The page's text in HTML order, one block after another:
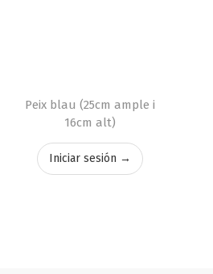
Peix blau (25cm ample i
16cm alt)
Iniciar sesión →